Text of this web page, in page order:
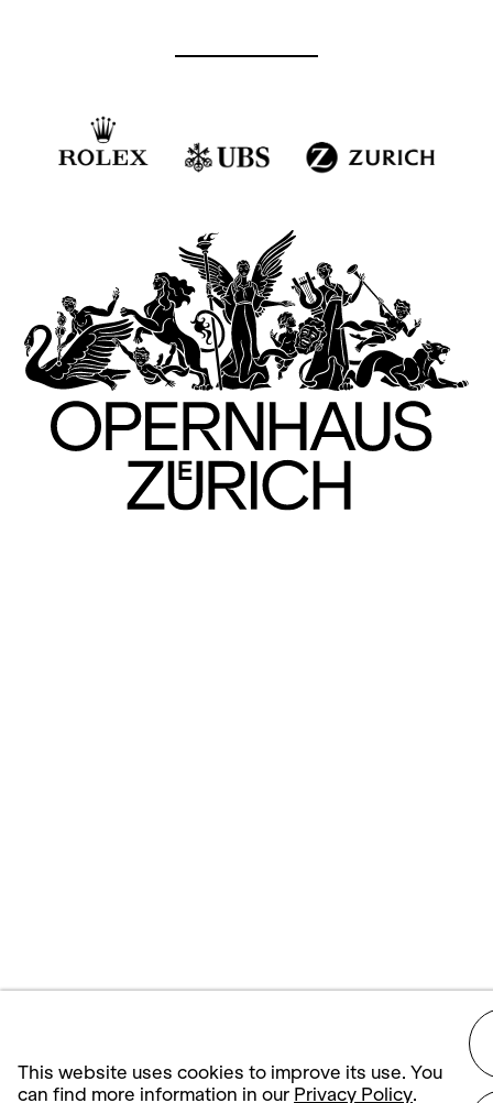
This website uses cookies to improve its use. You
can find more information in our Privacy Policy.